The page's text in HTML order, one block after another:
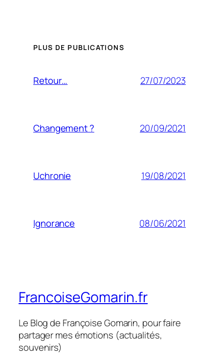
PLUS DE PUBLICATIONS
Retour… 27/07/2023
Changement ? 20/09/2021
Uchronie 19/08/2021
Ignorance 08/06/2021
FrancoiseGomarin.fr
Le Blog de Françoise Gomarin, pour faire
partager mes émotions (actualités,
souvenirs)